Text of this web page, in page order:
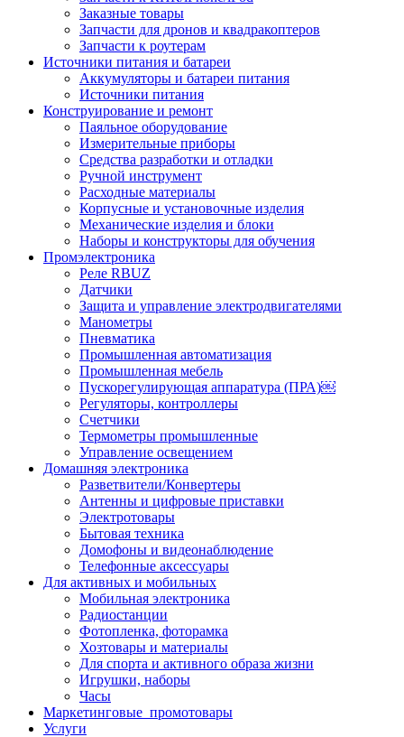
Заказные товары
Запчасти для дронов и квадракоптеров
Запчасти к роутерам
Источники питания и батареи
Аккумуляторы и батареи питания
Источники питания
Конструирование и ремонт
Паяльное оборудование
Измерительные приборы
Средства разработки и отладки
Ручной инструмент
Расходные материалы
Корпусные и установочные изделия
Механические изделия и блоки
Наборы и конструкторы для обучения
Промэлектроника
Реле RBUZ
Датчики
Защита и управление электродвигателями
Манометры
Пневматика
Промышленная автоматизация
Промышленная мебель
Пускорегулирующая аппаратура (ПРА)￼
Регуляторы, контроллеры
Счетчики
Термометры промышленные
Управление освещением
Домашняя электроника
Разветвители/Конвертеры
Антенны и цифровые приставки
Электротовары
Бытовая техника
Домофоны и видеонаблюдение
Телефонные аксессуары
Для активных и мобильных
Мобильная электроника
Радиостанции
Фотопленка, фоторамка
Хозтовары и материалы
Для спорта и активного образа жизни
Игрушки, наборы
Часы
Маркетинговые_промотовары
Услуги